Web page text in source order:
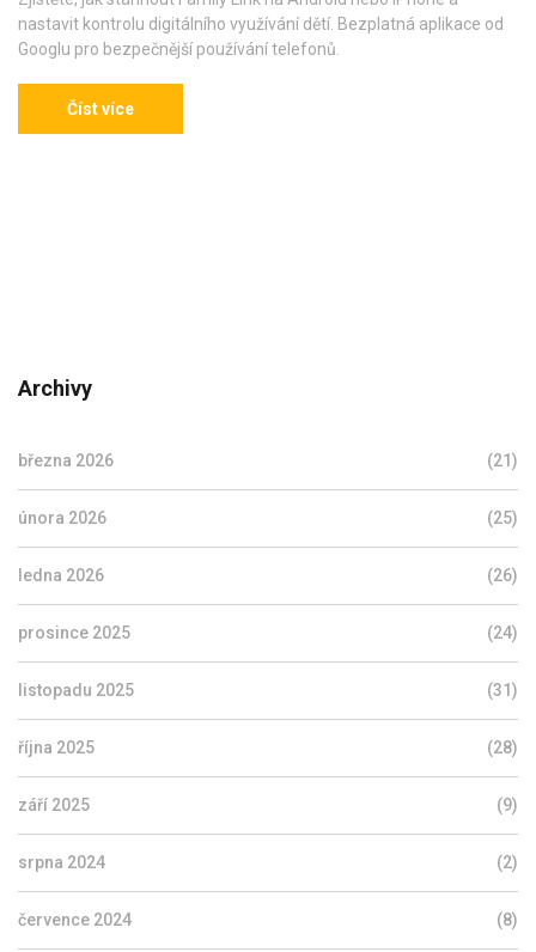
nastavit kontrolu digitálního využívání dětí. Bezplatná aplikace od
Googlu pro bezpečnější používání telefonů.
Číst více
Archivy
března 2026 (21)
února 2026 (25)
ledna 2026 (26)
prosince 2025 (24)
listopadu 2025 (31)
října 2025 (28)
září 2025 (9)
srpna 2024 (2)
července 2024 (8)